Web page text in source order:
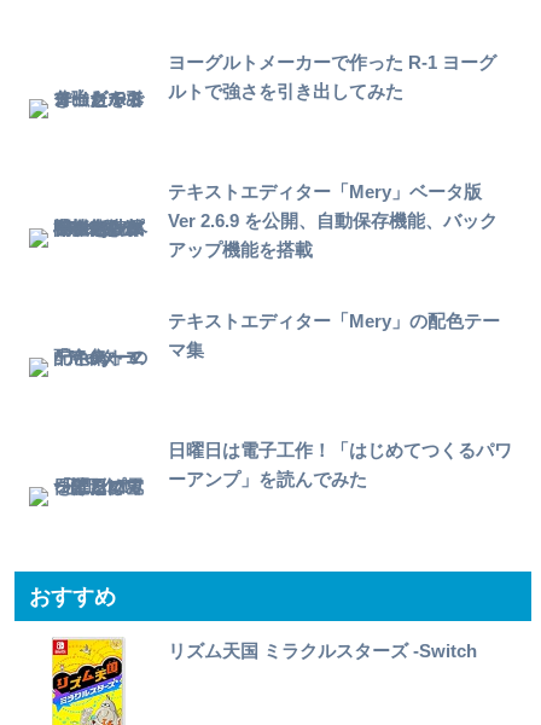
ヨーグルトメーカーで作った R-1 ヨーグ
ルトで強さを引き出してみた
テキストエディター「Mery」ベータ版
Ver 2.6.9 を公開、自動保存機能、バック
アップ機能を搭載
テキストエディター「Mery」の配色テー
マ集
日曜日は電子工作！「はじめてつくるパワ
ーアンプ」を読んでみた
おすすめ
リズム天国 ミラクルスターズ -Switch